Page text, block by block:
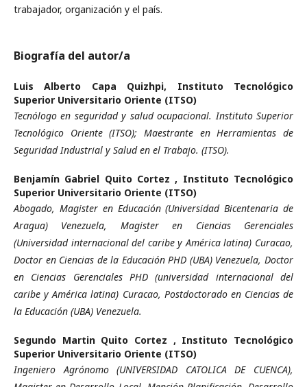
trabajador, organización y el país.
Biografía del autor/a
Luis Alberto Capa Quizhpi, Instituto Tecnológico
Superior Universitario Oriente (ITSO)
Tecnólogo en seguridad y salud ocupacional. Instituto Superior
Tecnológico Oriente (ITSO); Maestrante en Herramientas de
Seguridad Industrial y Salud en el Trabajo. (ITSO).
Benjamín Gabriel Quito Cortez , Instituto Tecnológico
Superior Universitario Oriente (ITSO)
Abogado, Magister en Educación (Universidad Bicentenaria de
Aragua) Venezuela, Magister en Ciencias Gerenciales
(Universidad internacional del caribe y América latina) Curacao,
Doctor en Ciencias de la Educación PHD (UBA) Venezuela, Doctor
en Ciencias Gerenciales PHD (universidad internacional del
caribe y América latina) Curacao, Postdoctorado en Ciencias de
la Educación (UBA) Venezuela.
Segundo Martin Quito Cortez , Instituto Tecnológico
Superior Universitario Oriente (ITSO)
Ingeniero Agrónomo (UNIVERSIDAD CATOLICA DE CUENCA),